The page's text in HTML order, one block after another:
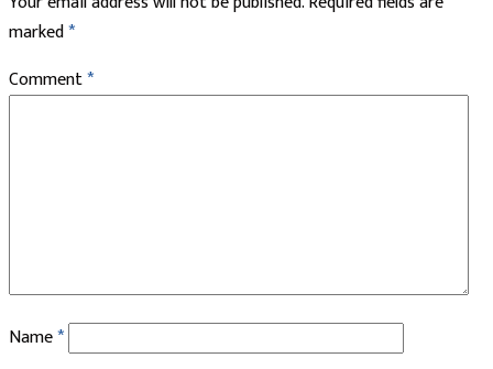
marked*
Comment*
Name*